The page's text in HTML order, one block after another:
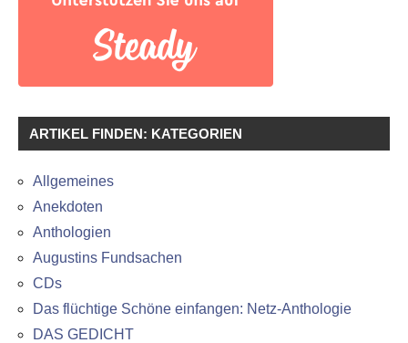
ARTIKEL FINDEN: KATEGORIEN
Allgemeines
Anekdoten
Anthologien
Augustins Fundsachen
CDs
Das flüchtige Schöne einfangen: Netz-Anthologie
DAS GEDICHT